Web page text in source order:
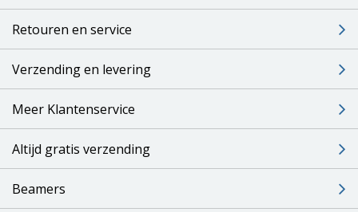
Retouren en service
Verzending en levering
Meer Klantenservice
Altijd gratis verzending
Beamers